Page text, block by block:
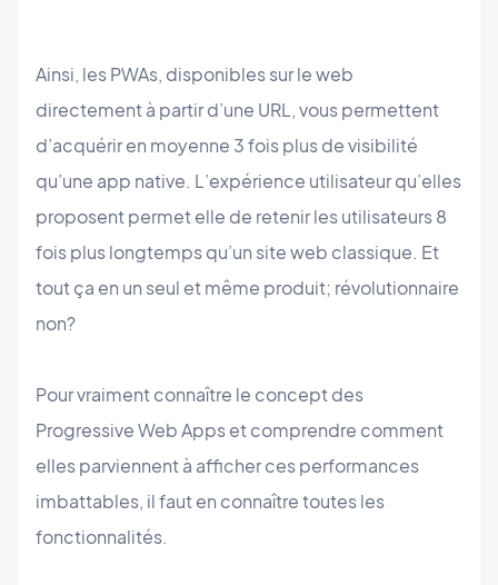
Ainsi, les PWAs, disponibles sur le web
directement à partir d’une URL, vous permettent
d’acquérir en moyenne 3 fois plus de visibilité
qu’une app native. L’expérience utilisateur qu’elles
proposent permet elle de retenir les utilisateurs 8
fois plus longtemps qu’un site web classique. Et
tout ça en un seul et même produit; révolutionnaire
non?
Pour vraiment connaître le concept des
Progressive Web Apps et comprendre comment
elles parviennent à afficher ces performances
imbattables, il faut en connaître toutes les
fonctionnalités.